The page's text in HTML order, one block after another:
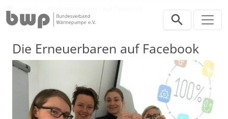
Die Erneuerbaren auf Facebook